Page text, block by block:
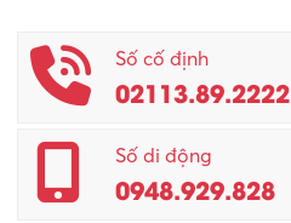
Số cố định
02113.89.2222
Số di động
0948.929.828